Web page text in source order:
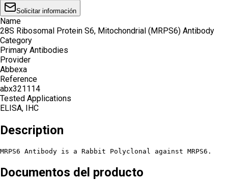
Solicitar información
Name
28S Ribosomal Protein S6, Mitochondrial (MRPS6) Antibody
Category
Primary Antibodies
Provider
Abbexa
Reference
abx321114
Tested Applications
ELISA, IHC
Description
MRPS6 Antibody is a Rabbit Polyclonal against MRPS6.
Documentos del producto